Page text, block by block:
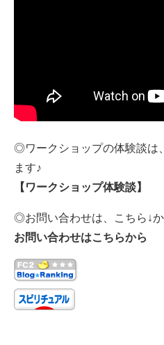
◎ワークショップの体験談は
ます♪
【ワークショップ体験談】
◎お問い合わせは、こちら↓か
お問い合わせはこちらから